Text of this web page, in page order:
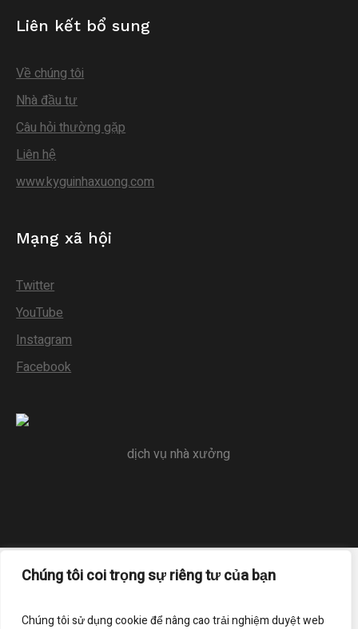
Chúng tôi coi trọng sự riêng tư của bạn
Chúng tôi sử dụng cookie để nâng cao trải nghiệm duyệt web
Liên kết bổ sung
Về chúng tôi
Nhà đầu tư
Câu hỏi thường gặp
Liên hệ
www.kyguinhaxuong.com
Mạng xã hội
Twitter
YouTube
Instagram
Facebook
dịch vụ nhà xưởng
Trang chủ Liên hệ
Điều khoản sử dụng